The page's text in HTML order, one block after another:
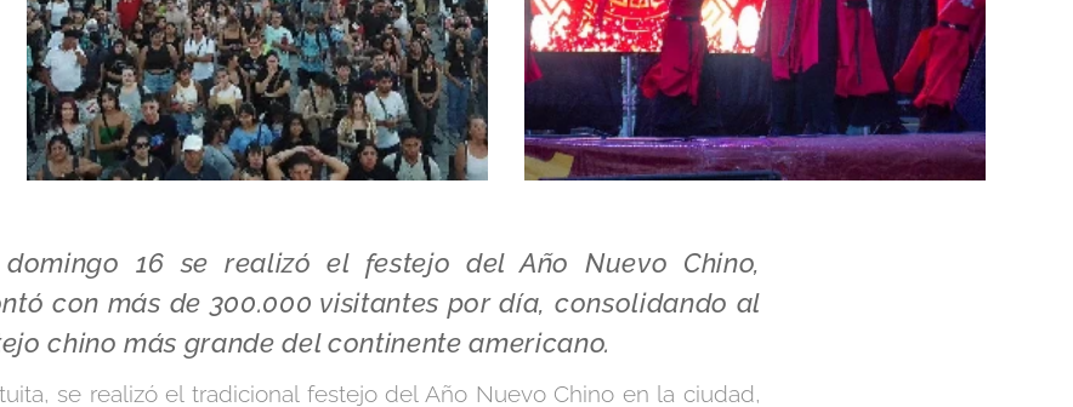
16 se realizó el festejo del Año Nuevo Chino,
con más de 300.000 visitantes por día, consolidando al
chino más grande del continente americano.
se realizó el tradicional festejo del Año Nuevo Chino en la ciudad,